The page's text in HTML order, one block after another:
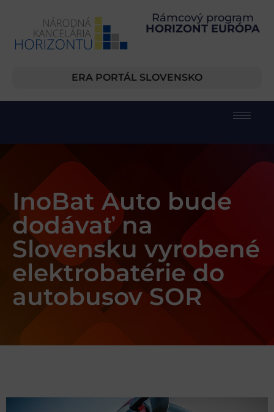
Rámcový program
HORIZONT EURÓPA
ERA PORTÁL SLOVENSKO
InoBat Auto bude
dodávať na
Slovensku vyrobené
elektrobatérie do
autobusov SOR